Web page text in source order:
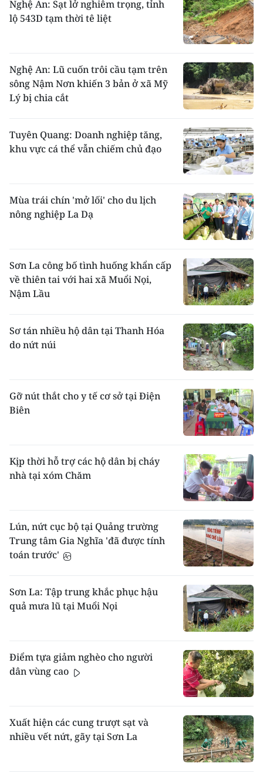
Nghệ An: Sạt lở nghiêm trọng, tỉnh
lộ 543D tạm thời tê liệt
Nghệ An: Lũ cuốn trôi cầu tạm trên
sông Nậm Nơn khiến 3 bản ở xã Mỹ
Lý bị chia cắt
Tuyên Quang: Doanh nghiệp tăng,
khu vực cá thể vẫn chiếm chủ đạo
Mùa trái chín 'mở lối' cho du lịch
nông nghiệp La Dạ
Sơn La công bố tình huống khẩn cấp
về thiên tai với hai xã Muổi Nọi,
Nậm Lầu
Sơ tán nhiều hộ dân tại Thanh Hóa
do nứt núi
Gỡ nút thắt cho y tế cơ sở tại Điện
Biên
Kịp thời hỗ trợ các hộ dân bị cháy
nhà tại xóm Chăm
Lún, nứt cục bộ tại Quảng trường
Trung tâm Gia Nghĩa 'đã được tính
toán trước'
Sơn La: Tập trung khắc phục hậu
quả mưa lũ tại Muổi Nọi
Điểm tựa giảm nghèo cho người
dân vùng cao
Xuất hiện các cung trượt sạt và
nhiều vết nứt, gãy tại Sơn La